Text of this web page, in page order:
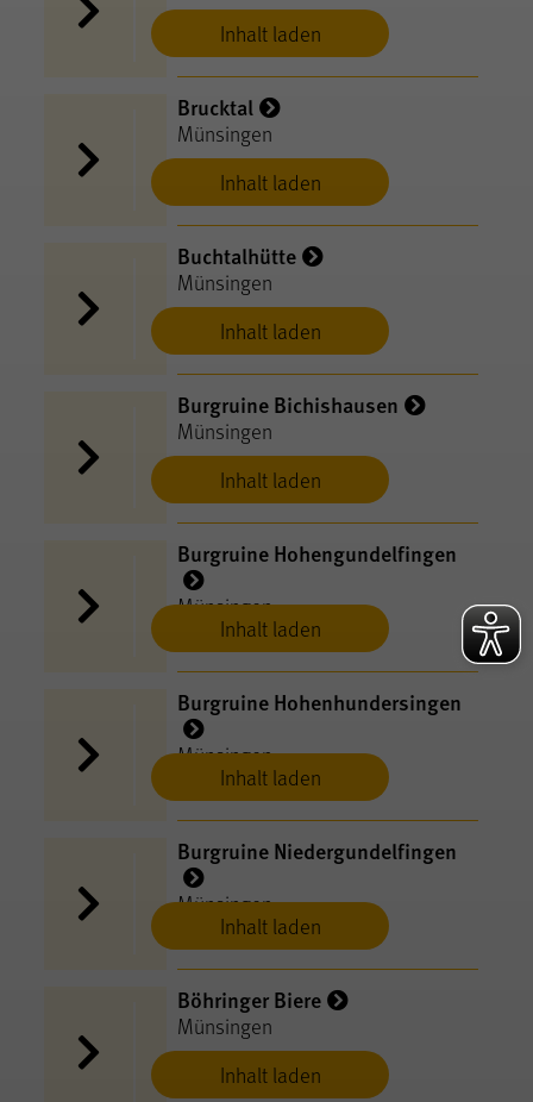
Inhalt laden
Inhalt laden
Brucktal
Münsingen
Inhalt laden
Buchtalhütte
Münsingen
Inhalt laden
Burgruine Bichishausen
Münsingen
Inhalt laden
Burgruine Hohengundelfingen
Münsingen
Inhalt laden
Burgruine Hohenhundersingen
Münsingen
Inhalt laden
Burgruine Niedergundelfingen
Münsingen
Inhalt laden
Böhringer Biere
Münsingen